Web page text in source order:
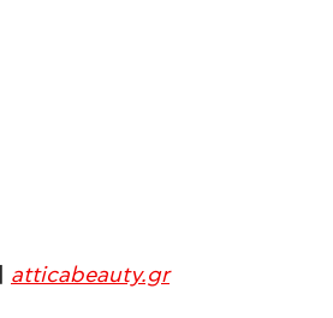
atticabeauty.gr